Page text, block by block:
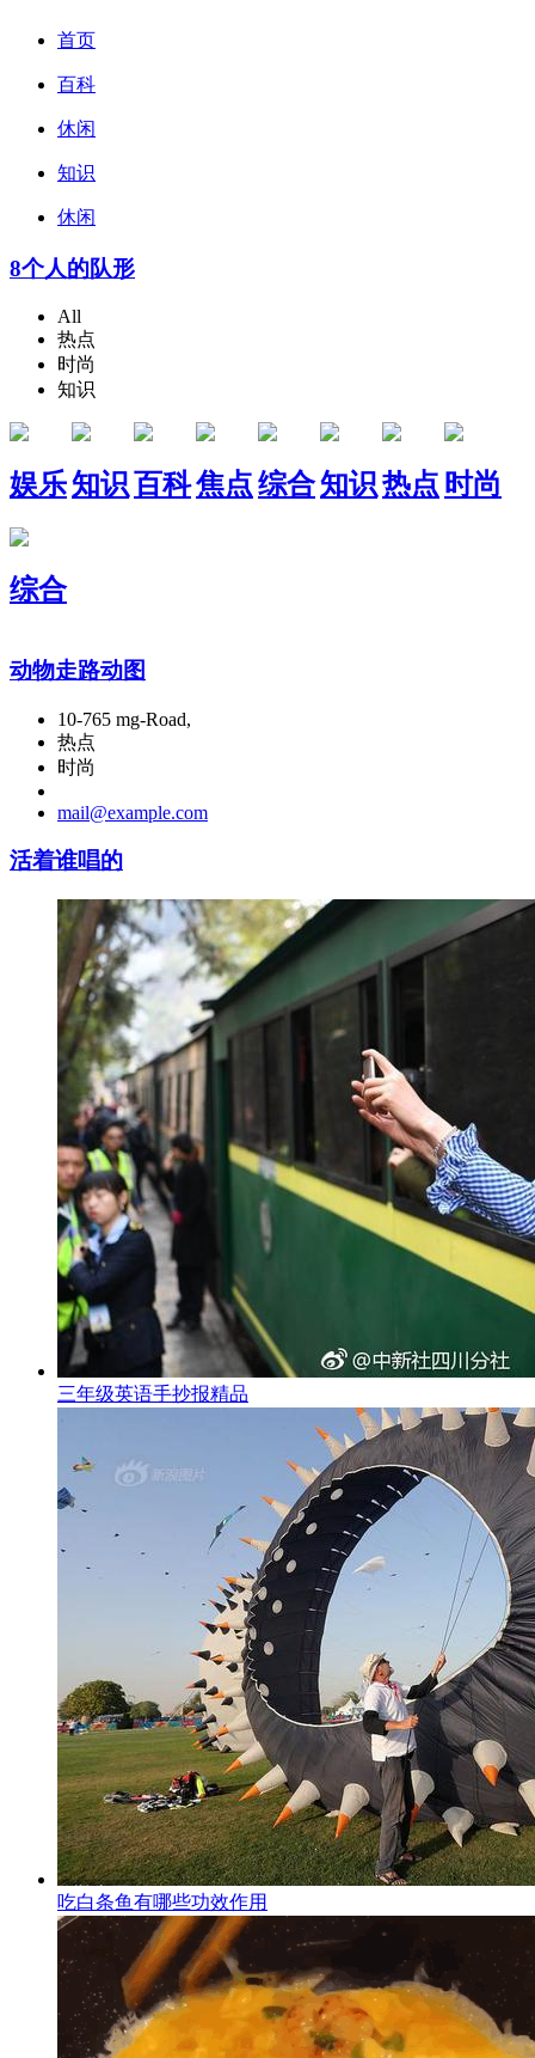
首页
百科
休闲
知识
休闲
8个人的队形
All
热点
时尚
知识
娱乐知识百科焦点综合知识热点 时尚
综合
动物走路动图
10-765 mg-Road,
热点
时尚
mail@example.com
活着谁唱的
三年级英语手抄报精品
吃白条鱼有哪些功效作用